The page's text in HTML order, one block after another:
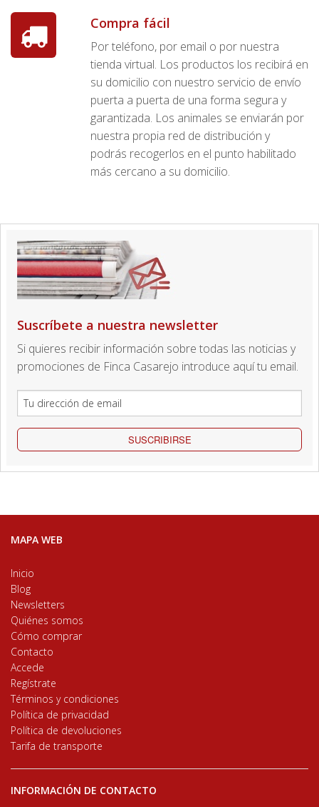
Compra fácil
Por teléfono, por email o por nuestra
tienda virtual. Los productos los recibirá en
su domicilio con nuestro servicio de envío
puerta a puerta de una forma segura y
garantizada. Los animales se enviarán por
nuestra propia red de distribución y
podrás recogerlos en el punto habilitado
más cercano a su domicilio.
Suscríbete a nuestra newsletter
Si quieres recibir información sobre todas las noticias y
promociones de Finca Casarejo introduce aquí tu email.
SUSCRIBIRSE
MAPA WEB
Inicio
Blog
Newsletters
Quiénes somos
Cómo comprar
Contacto
Accede
Regístrate
Términos y condiciones
Política de privacidad
Política de devoluciones
Tarifa de transporte
INFORMACIÓN DE CONTACTO